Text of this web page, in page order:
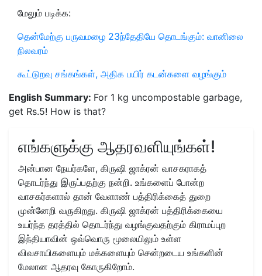
மேலும் படிக்க:
தென்மேற்கு பருவமழை 23ந்தேதியே தொடங்கும்: வானிலை
நிலவரம்
கூட்டுறவு சங்கங்கள், அதிக பயிர் கடன்களை வழங்கும்
English Summary: For 1 kg uncompostable garbage,
get Rs.5! How is that?
எங்களுக்கு ஆதரவளியுங்கள்!
அன்பான நேயர்களே, கிருஷி ஜாக்ரன் வாசகராகத்
தொடர்ந்து இருப்பதற்கு நன்றி. உங்களைப் போன்ற
வாசகர்களால் தான் வேளாண் பத்திரிக்கைத் துறை
முன்னேறி வருகிறது. கிருஷி ஜாக்ரன் பத்திரிக்கையை
உயர்ந்த தரத்தில் தொடர்ந்து வழங்குவதற்கும் கிராமப்புற
இந்தியாவின் ஒவ்வொரு மூலையிலும் உள்ள
விவசாயிகளையும் மக்களையும் சென்றடைய உங்களின்
மேலான ஆதரவு கோருகிறோம்.